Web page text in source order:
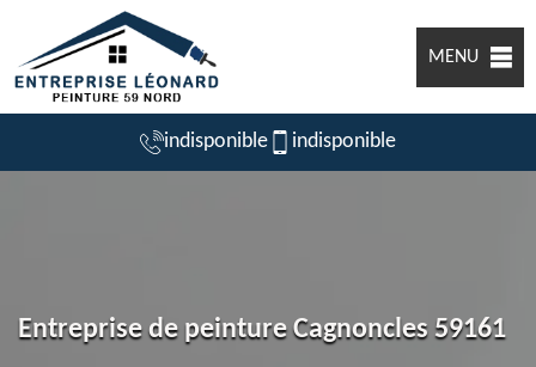
MENU
indisponible indisponible
Entreprise de peinture Cagnoncles 59161